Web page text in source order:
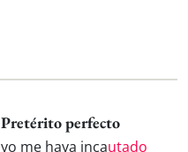
Pretérito perfecto
yo me haya incautado